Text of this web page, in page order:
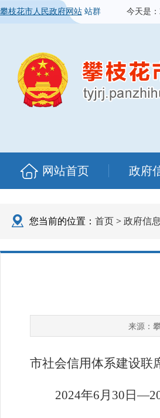
攀枝花市人民政府网站 站群 今天是：
网站首页 政府
您当前的位置： 首页 > 政府信
来源：
市社会信用体系建设联
2024年6月 30日